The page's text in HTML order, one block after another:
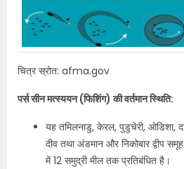
चित्र स्रोत: afma.gov
पर्स सीन मत्स्ययन (फिशिंग) की वर्तमान स्थिति:
यह तमिलनाडु, केरल, पुडुचेरी, ओडिशा,
दीव तथा अंडमान और निकोबार द्वीप
में 12 समुद्री मील तक प्रतिबंधित है।